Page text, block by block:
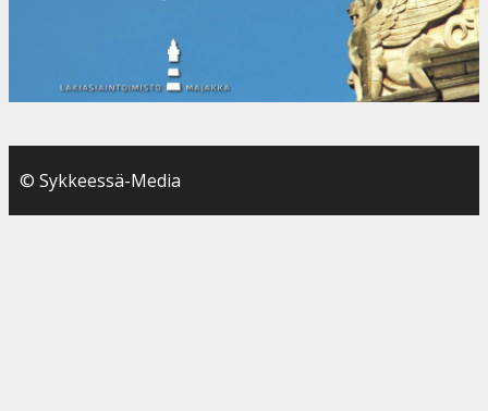
© Sykkeessä-Media